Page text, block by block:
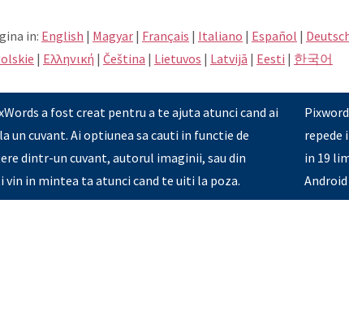
in: English | Magyar | Français | Italiano | Español |
| Eλληνική | Čeština | Lietuvos | Latvijā | Eesti | 한국어
a fost creat pentru a te ajuta atunci cand ai
un cuvant. Ai optiunea sa cauti in functie de
dintr-un cuvant, autorul imaginii, sau din
vin in mintea ta atunci cand te uiti la poza.
repede
in 19
Android